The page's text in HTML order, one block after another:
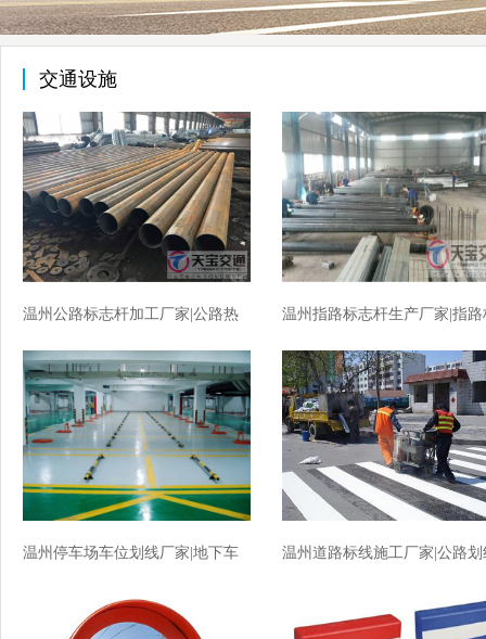
交通设施
温州公路标志杆加工厂家|公路热
温州指路标志杆生产厂家|指路
温州停车场车位划线厂家|地下车
温州道路标线施工厂家|公路划